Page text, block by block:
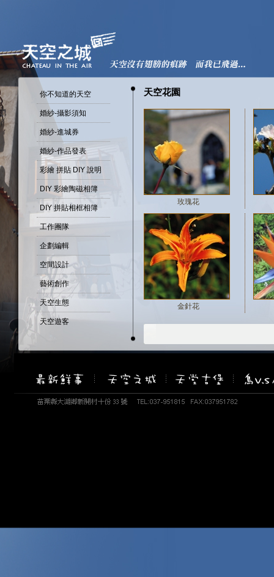
你不知道的天空
婚紗-攝影須知
婚紗-進城券
婚紗-作品發表
彩繪 拼貼 DIY 說明
DIY 彩繪陶磁相簿
DIY 拼貼相框相簿
工作團隊
企劃編輯
空間設計
藝術創作
天空生態
天空遊客
天空花園
玫瑰花
金針花